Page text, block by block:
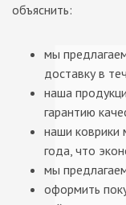
объяснить:
мы
доставку в
наша
гарантию
наши коврики
года, что
мы
оформить